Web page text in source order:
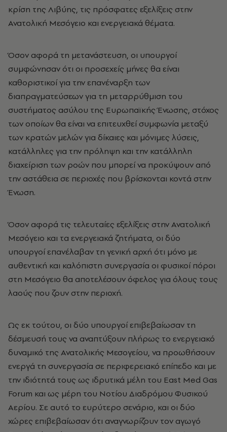
κρίση της Λιβύης, τις πρόσφατες εξελίξεις στην
Ανατολική Μεσόγειο και ενεργειακά θέματα.
Όσον αφορά τη μετανάστευση, οι υπουργοί
συμφώνησαν ότι οι προσεχείς μήνες θα είναι
καθοριστικοί για την επανέναρξη των
διαπραγματεύσεων για τη μεταρρύθμιση του
συστήματος ασύλου της Ευρωπαϊκής Ένωσης, στόχος
των οποίων θα είναι να επιτευχθεί συμφωνία μεταξύ
των κρατών μελών για δίκαιες και μόνιμες λύσεις,
κατάλληλες για την πρόληψη και την κατάλληλη
διαχείριση των ροών που μπορεί να προκύψουν από
την αστάθεια σε περιοχές που βρίσκονται κοντά στην
Ένωση.
Όσον αφορά τις τελευταίες εξελίξεις στην Ανατολική
Μεσόγειο και τα ενεργειακά ζητήματα, οι δύο
υπουργοί επανέλαβαν τη γενική αρχή ότι μόνο με
αυθεντική και καλόπιστη συνεργασία οι φυσικοί πόροι
στη Μεσόγειο θα αποτελέσουν όφελος για όλους τους
λαούς που ζουν στην περιοχή.
Ως εκ τούτου, οι δύο υπουργοί επιβεβαίωσαν τη
δέσμευσή τους να αναπτύξουν πλήρως το ενεργειακό
δυναμικό της Ανατολικής Μεσογείου, να προωθήσουν
ενεργά τη συνεργασία σε περιφερειακό επίπεδο και με
την ιδιότητά τους ως ιδρυτικά μέλη του East Med Gas
Forum και ως μέρη του Νοτίου Διαδρόμου Φυσικού
Αερίου. Σε αυτό το ευρύτερο σενάριο, και οι δύο
χώρες επιβεβαίωσαν ότι αναγνωρίζουν τον αγωγό